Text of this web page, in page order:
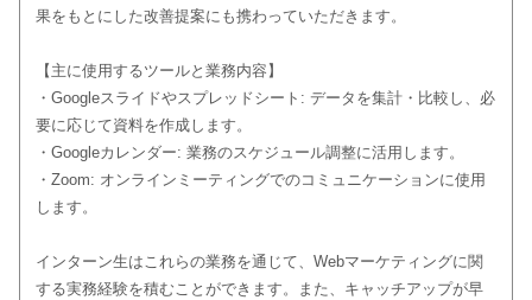
果をもとにした改善提案にも携わっていただきます。
【主に使用するツールと業務内容】
・Googleスライドやスプレッドシート: データを集計・比較し、必
要に応じて資料を作成します。
・Googleカレンダー: 業務のスケジュール調整に活用します。
・Zoom: オンラインミーティングでのコミュニケーションに使用
します。
インターン生はこれらの業務を通じて、Webマーケティングに関
する実務経験を積むことができます。また、キャッチアップが早